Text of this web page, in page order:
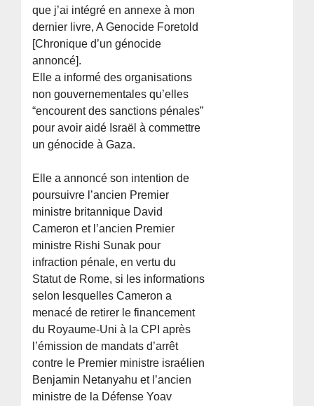
que j’ai intégré en annexe à mon
dernier livre, A Genocide Foretold
[Chronique d’un génocide
annoncé].
Elle a informé des organisations
non gouvernementales qu’elles
“encourent des sanctions pénales”
pour avoir aidé Israël à commettre
un génocide à Gaza.
Elle a annoncé son intention de
poursuivre l’ancien Premier
ministre britannique David
Cameron et l’ancien Premier
ministre Rishi Sunak pour
infraction pénale, en vertu du
Statut de Rome, si les informations
selon lesquelles Cameron a
menacé de retirer le financement
du Royaume-Uni à la CPI après
l’émission de mandats d’arrêt
contre le Premier ministre israélien
Benjamin Netanyahu et l’ancien
ministre de la Défense Yoav